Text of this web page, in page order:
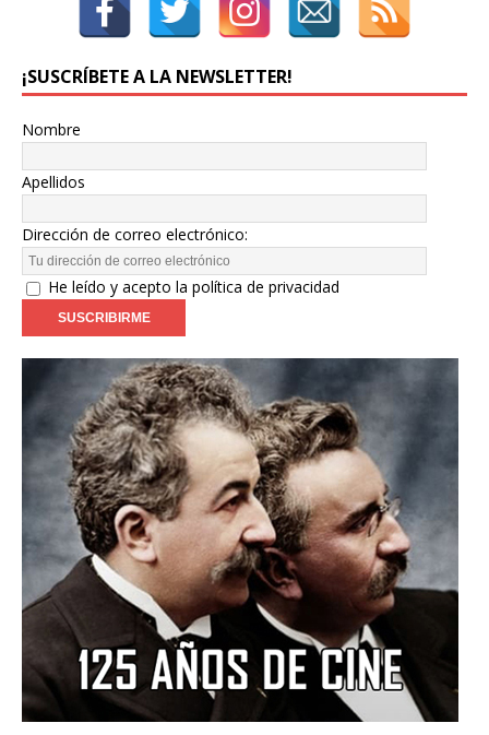
¡SUSCRÍBETE A LA NEWSLETTER!
Nombre
Apellidos
Dirección de correo electrónico:
He leído y acepto la política de privacidad